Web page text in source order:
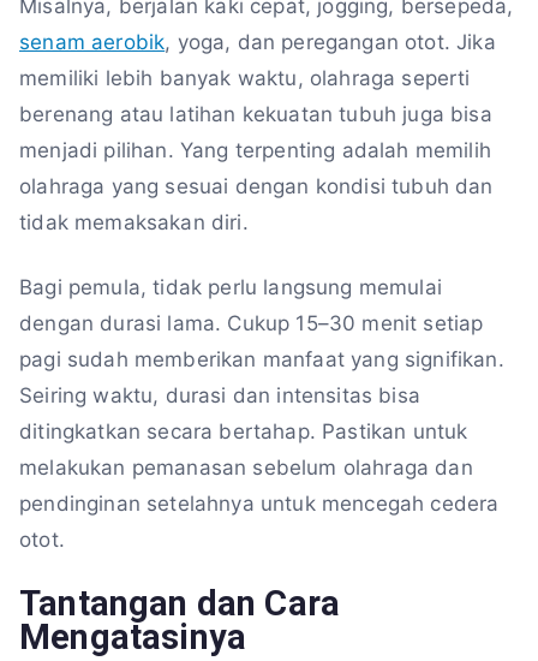
Misalnya, berjalan kaki cepat, jogging, bersepeda,
senam aerobik, yoga, dan peregangan otot. Jika
memiliki lebih banyak waktu, olahraga seperti
berenang atau latihan kekuatan tubuh juga bisa
menjadi pilihan. Yang terpenting adalah memilih
olahraga yang sesuai dengan kondisi tubuh dan
tidak memaksakan diri.
Bagi pemula, tidak perlu langsung memulai
dengan durasi lama. Cukup 15–30 menit setiap
pagi sudah memberikan manfaat yang signifikan.
Seiring waktu, durasi dan intensitas bisa
ditingkatkan secara bertahap. Pastikan untuk
melakukan pemanasan sebelum olahraga dan
pendinginan setelahnya untuk mencegah cedera
otot.
Tantangan dan Cara
Mengatasinya